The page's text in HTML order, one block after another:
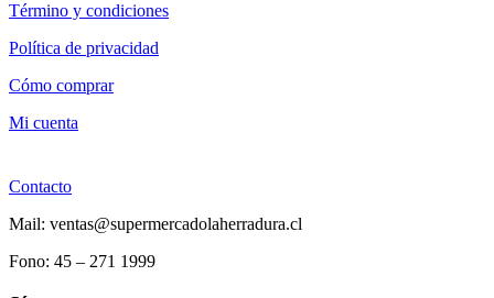
Término y condiciones
Política de privacidad
Cómo comprar
Mi cuenta
Contacto
Mail: ventas@supermercadolaherradura.cl
Fono: 45 – 271 1999